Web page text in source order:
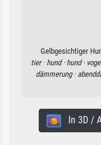
Gelbgesichtiger
tier · hund · hund ·
dämmerung ·
In 3D /